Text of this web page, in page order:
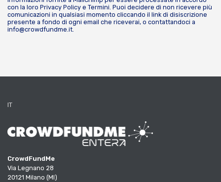
con la loro Privacy Policy e Termini. Puoi decidere di non ricevere più
comunicazioni in qualsiasi momento cliccando il link di disiscrizione
presente a fondo di ogni email che riceverai, o contattandoci a
info@crowdfundme.it.
IT
CrowdFundMe
Via Legnano 28
20121 Milano (MI)